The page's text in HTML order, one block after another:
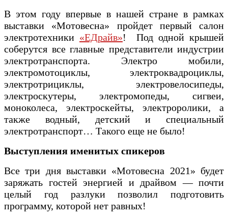
В этом году впервые в нашей стране в рамках
выставки «Мотовесна» пройдет первый салон
электротехники «ЕДрайв»! Под одной крышей
соберутся все главные представители индустрии
электротранспорта. Электро мобили,
электромотоциклы, электроквадроциклы,
электротрициклы, электровелосипеды,
электроскутеры, электромопеды, сигвеи,
моноколеса, электроскейты, электроролики, а
также водный, детский и специальный
электротранспорт… Такого еще не было!
Выступления именитых спикеров
Все три дня выставки «Мотовесна 2021» будет
заряжать гостей энергией и драйвом — почти
целый год разлуки позволил подготовить
программу, которой нет равных!